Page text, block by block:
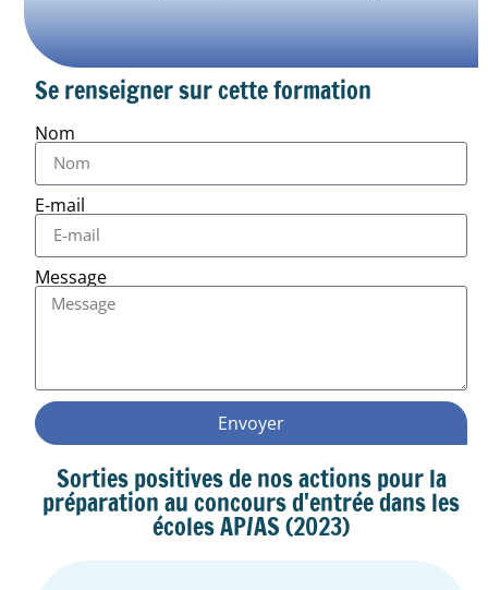
Se renseigner sur cette formation
Nom
E-mail
Message
Envoyer
Sorties positives de nos actions pour la
préparation au concours d'entrée dans les
écoles AP/AS (2023)